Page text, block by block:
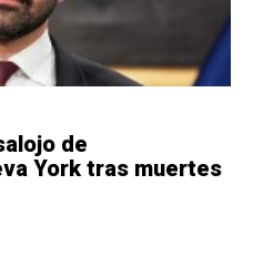
de
York tras muertes